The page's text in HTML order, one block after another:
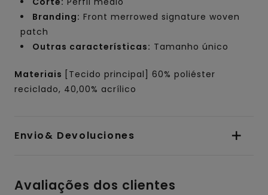
Branding: Front merrowed signature woven
patch
Outras características: Tamanho único
Materiais
[Tecido principal] 60% poliéster
reciclado, 40,00% acrílico
Envio& Devoluciones
Avaliações dos clientes